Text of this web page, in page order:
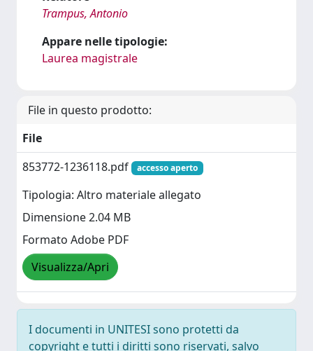
Trampus, Antonio
Appare nelle tipologie:
Laurea magistrale
File in questo prodotto:
File
853772-1236118.pdf
accesso aperto
Tipologia: Altro materiale allegato
Dimensione 2.04 MB
Formato Adobe PDF
Visualizza/Apri
I documenti in UNITESI sono protetti da
copyright e tutti i diritti sono riservati, salvo